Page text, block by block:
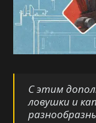
С этим
ловушки и